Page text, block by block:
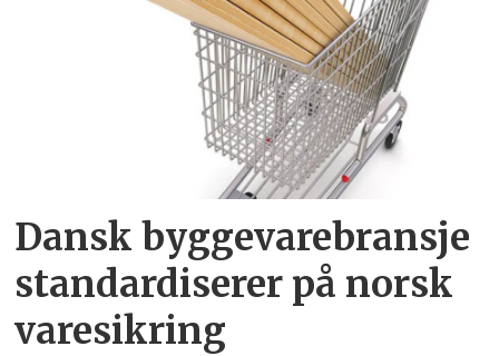
Dansk byggevarebransje
standardiserer på norsk
varesikring